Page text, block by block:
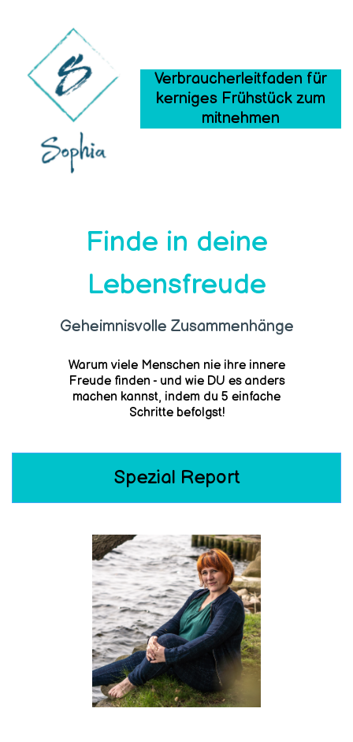
Verbraucherleitfaden für
kerniges Frühstück zum
mitnehmen
Finde in deine
Lebensfreude
Geheimnisvolle Zusammenhänge
Warum viele Menschen nie ihre innere
Freude finden - und wie DU es anders
machen kannst, indem du 5 einfache
Schritte befolgst!
Spezial Report